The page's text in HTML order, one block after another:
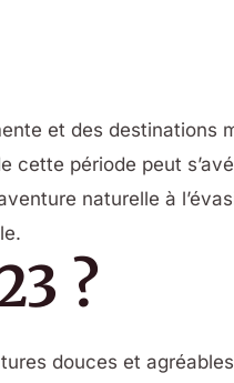
et des destinations
cette période peut
naturelle à
?
douces et